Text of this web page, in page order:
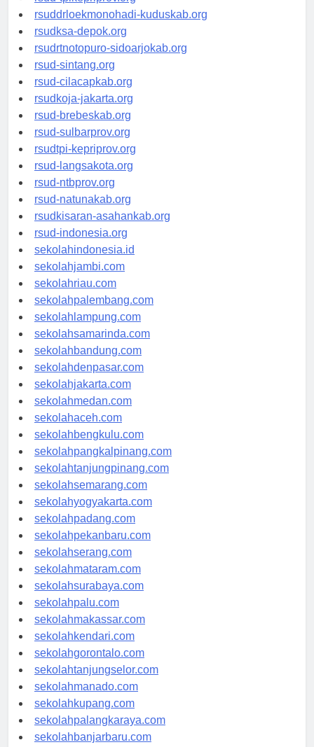
rsud-tpikepriprov.org
rsuddrloekmonohadi-kuduskab.org
rsudksa-depok.org
rsudrtnotopuro-sidoarjokab.org
rsud-sintang.org
rsud-cilacapkab.org
rsudkoja-jakarta.org
rsud-brebeskab.org
rsud-sulbarprov.org
rsudtpi-kepriprov.org
rsud-langsakota.org
rsud-ntbprov.org
rsud-natunakab.org
rsudkisaran-asahankab.org
rsud-indonesia.org
sekolahindonesia.id
sekolahjambi.com
sekolahriau.com
sekolahpalembang.com
sekolahlampung.com
sekolahsamarinda.com
sekolahbandung.com
sekolahdenpasar.com
sekolahjakarta.com
sekolahmedan.com
sekolahaceh.com
sekolahbengkulu.com
sekolahpangkalpinang.com
sekolahtanjungpinang.com
sekolahsemarang.com
sekolahyogyakarta.com
sekolahpadang.com
sekolahpekanbaru.com
sekolahserang.com
sekolahmataram.com
sekolahsurabaya.com
sekolahpalu.com
sekolahmakassar.com
sekolahkendari.com
sekolahgorontalo.com
sekolahtanjungselor.com
sekolahmanado.com
sekolahkupang.com
sekolahpalangkaraya.com